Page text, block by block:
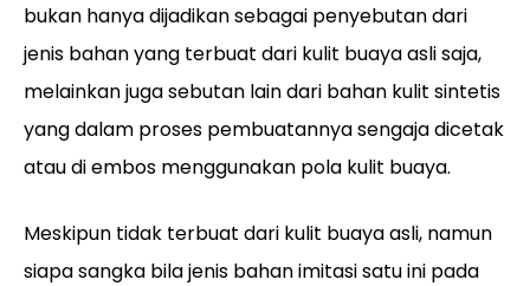
bukan hanya dijadikan sebagai penyebutan dari
jenis bahan yang terbuat dari kulit buaya asli saja,
melainkan juga sebutan lain dari bahan kulit sintetis
yang dalam proses pembuatannya sengaja dicetak
atau di embos menggunakan pola kulit buaya.
Meskipun tidak terbuat dari kulit buaya asli, namun
siapa sangka bila jenis bahan imitasi satu ini pada